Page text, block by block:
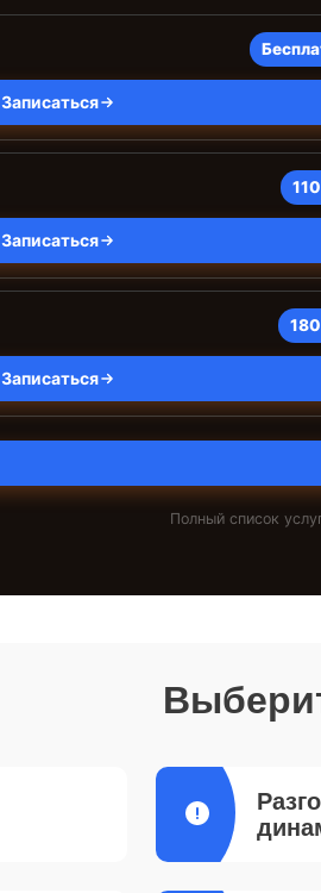
Записаться
Записаться
Записаться
Полный список